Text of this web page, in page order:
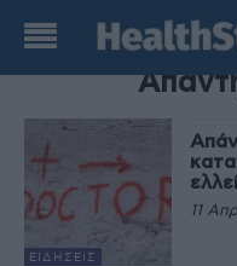
ΕΙΔΉΣΕΙΣ
11